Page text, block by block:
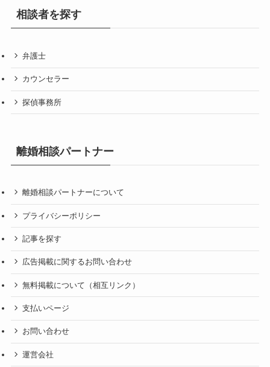
相談者を探す
弁護士
カウンセラー
探偵事務所
離婚相談パートナー
離婚相談パートナーについて
プライバシーポリシー
記事を探す
広告掲載に関するお問い合わせ
無料掲載について（相互リンク）
支払いページ
お問い合わせ
運営会社